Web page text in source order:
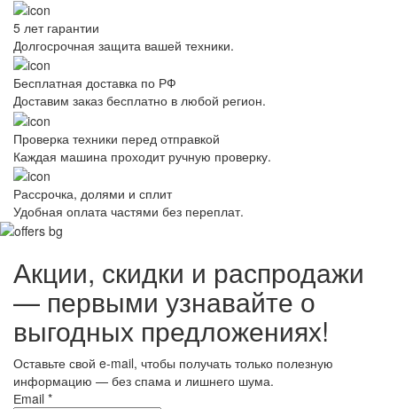
5 лет гарантии
Долгосрочная защита вашей техники.
Бесплатная доставка по РФ
Доставим заказ бесплатно в любой регион.
Проверка техники перед отправкой
Каждая машина проходит ручную проверку.
Рассрочка, долями и сплит
Удобная оплата частями без переплат.
Акции, скидки и распродажи
— первыми узнавайте о
выгодных предложениях!
Оставьте свой e-mail, чтобы получать только полезную
информацию — без спама и лишнего шума.
Еmail *